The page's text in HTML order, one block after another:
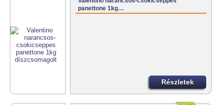
panettone 1kg…
Részletek